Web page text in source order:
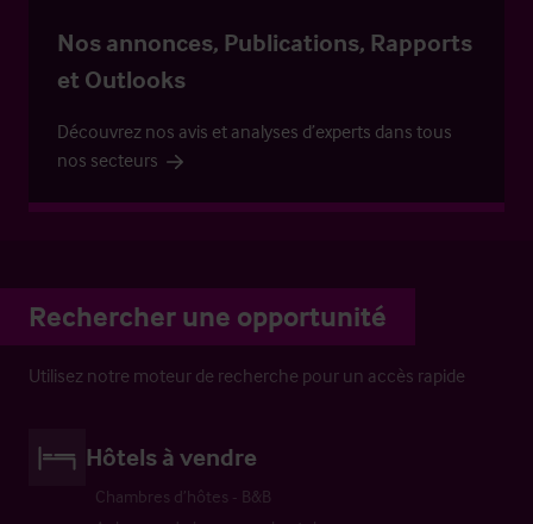
Nos annonces, Publications, Rapports
et Outlooks
Découvrez nos avis et analyses d’experts dans tous
nos secteurs
Rechercher une opportunité
Utilisez notre moteur de recherche pour un accès rapide
Hôtels à vendre
Chambres d’hôtes - B&B